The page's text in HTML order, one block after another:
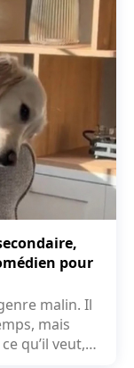
pour
malin. Il
mais
qu’il veut, il